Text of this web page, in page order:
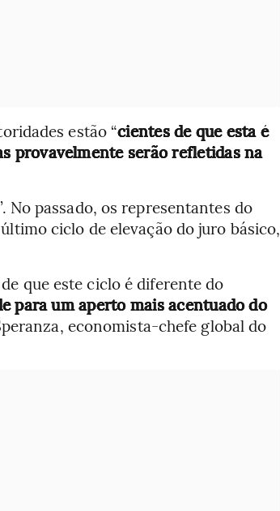
estão “cientes de que esta é
provavelmente serão refletidas na
No passado, os representantes do
ciclo de elevação do juro básico,
que este ciclo é diferente do
para um aperto mais acentuado do
economista-chefe global do